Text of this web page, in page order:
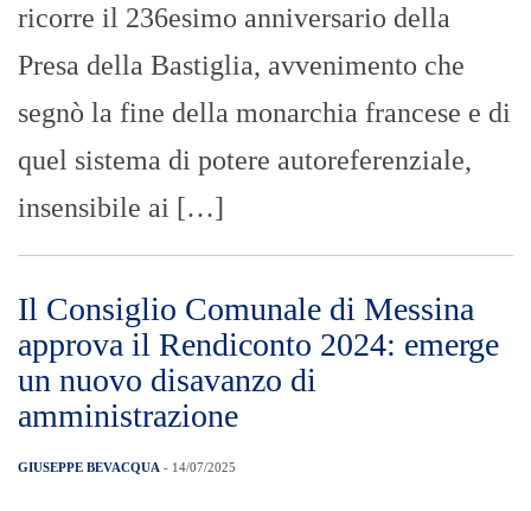
ricorre il 236esimo anniversario della
Presa della Bastiglia, avvenimento che
segnò la fine della monarchia francese e di
quel sistema di potere autoreferenziale,
insensibile ai […]
Il Consiglio Comunale di Messina
approva il Rendiconto 2024: emerge
un nuovo disavanzo di
amministrazione
GIUSEPPE BEVACQUA - 14/07/2025